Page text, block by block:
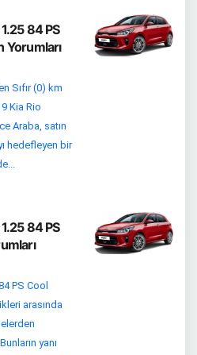
84 PS
Yorumları
Sıfır (0) km
Kia Rio
Araba, satın
hedefleyen bir
84 PS
PS Cool
arasında
yanı